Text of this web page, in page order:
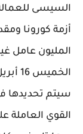
السيسى
المليون عامل
سيتم تحديدها
القوي